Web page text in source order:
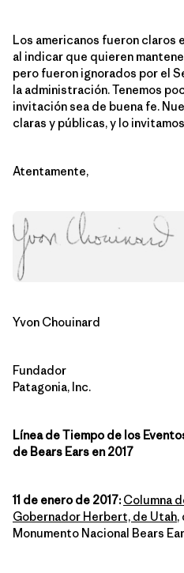
Los americanos fueron claros
al indicar que quieren
pero fueron ignorados por el
la administración. Tenemos
invitación sea de buena fe.
claras y públicas, y lo
Atentamente,
Yvon Chouinard
Fundador
Patagonia, Inc.
Línea de Tiempo de los
de Bears Ears en 2017
11 de enero de 2017: Columna
Gobernador Herbert, de Utah,
Monumento Nacional Bears